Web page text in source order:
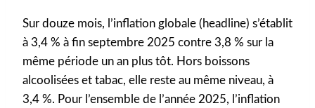
Sur douze mois, l’inflation globale (headline) s’établit
à 3,4 % à fin septembre 2025 contre 3,8 % sur la
même période un an plus tôt. Hors boissons
alcoolisées et tabac, elle reste au même niveau, à
3,4 %. Pour l’ensemble de l’année 2025, l’inflation